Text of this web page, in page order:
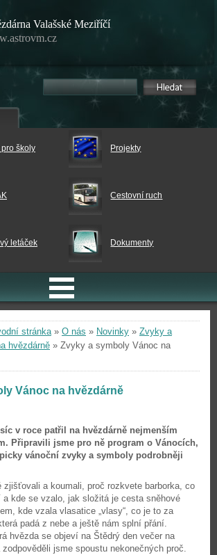
Valašské Meziříčí
pro školy Projekty
Cestovní ruch
letáček Dokumenty
stránka» O nás » Novinky » Zvyky a
hvězdárně » Zvyky a symboly Vánoc na
Vánoc na hvězdárně
v roce patřil na hvězdárně nejmenším
Připravili jsme pro ně program o Vánocích,
vánoční zvyky a symboly podrobněji
zjišťovali a koumali, proč rozkvete barborka, co
a kde se vzalo, jak složitá je cesta sněhové
kde vzala vlasatice „vlasy“, co je to za
padá z nebe a ještě nám splní přání.
hvězda se objeví na Štědrý den večer na
jsme spoustu nekonečných proč.